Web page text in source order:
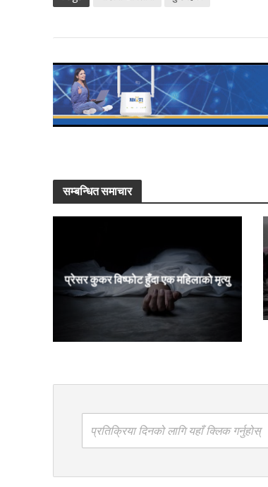
सम्बन्धित समाचार
प्रेसर कुकर विष्फोट हुँदा एक महिलाको मृत्यु
प्रतिक्रिया दिनको लागि यहाँ क्लिक गर्नुहोस्